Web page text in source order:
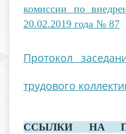
комиссии по
20.02.2019 года № 87
Протокол
трудового
ССЫЛКИ НА